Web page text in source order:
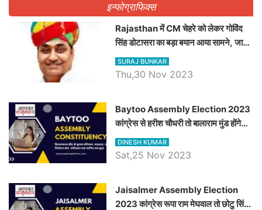
इन्फोग्राफिक्स
Rajasthan में CM चेहरे को लेकर गोविंद
सिंह डोटासरा का बड़ा बयान आया सामने, जानें
विचार
SURAJ BUNKAR
Thu,30 Nov 2023
Baytoo Assembly Election 2023
कांग्रेस से हरीश चौधरी तो बालाराम मुंड होंगे
भाजपा उम्मीदवार, जानिये बायतू विधानसभा
सीट के ताजा समीकरण
DINESH KUMAR
Sat,25 Nov 2023
​​​​​​​Jaisalmer Assembly Election
2023 कांग्रेस रूपा राम मेघवाल तो छोटु सिंह